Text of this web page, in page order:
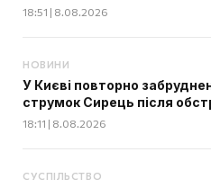
18:51 | 8.08.2026
НОВИНИ
У Києві повторно
струмок Сирець після
18:11 | 8.08.2026
СУСПІЛЬСТВО